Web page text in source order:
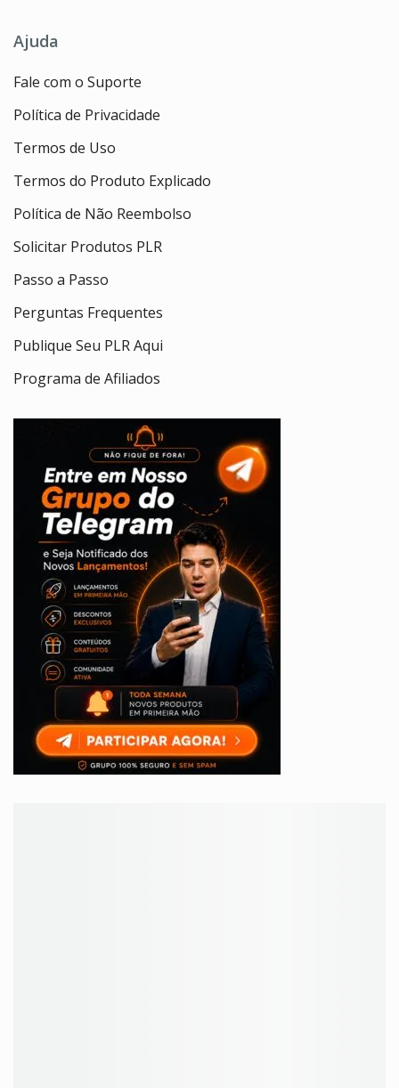
Ajuda
Fale com o Suporte
Política de Privacidade
Termos de Uso
Termos do Produto Explicado
Política de Não Reembolso
Solicitar Produtos PLR
Passo a Passo
Perguntas Frequentes
Publique Seu PLR Aqui
Programa de Afiliados